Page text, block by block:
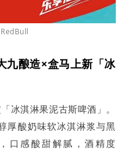
酿造×盒马上新「冰
冰淇淋果泥古斯啤酒」。
厚酸奶味软冰淇淋浆与黑
口感酸甜解腻，酒精度